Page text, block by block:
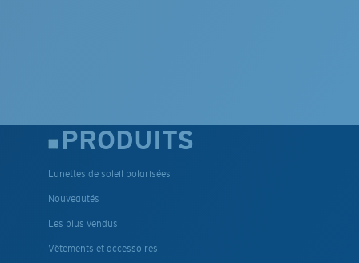
PRODUITS
Lunettes de soleil polarisées
Nouveautés
Les plus vendus
Vêtements et accessoires